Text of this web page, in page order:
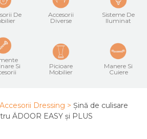
De
Accesorii
Diverse
Sisteme De
Iluminat
Si
Picioare
Mobilier
Manere Si
Cuiere
Accesorii Dressing > Șină de culisare
ÄDOOR EASY și PLUS